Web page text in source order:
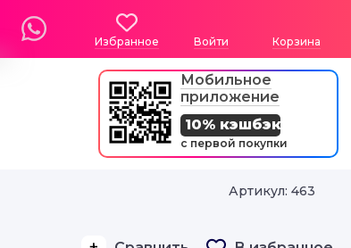
Избранное Войти Корзина
Мобильное
приложение
10% кэшбэк
с первой покупки
Артикул: 463